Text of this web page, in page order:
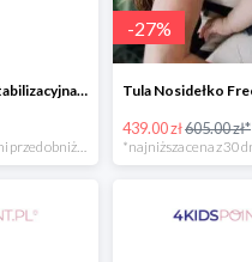
Benbat Poduszka stabilizacyjna Pink/Dots
-27%
439.00 zł605.00 zł*